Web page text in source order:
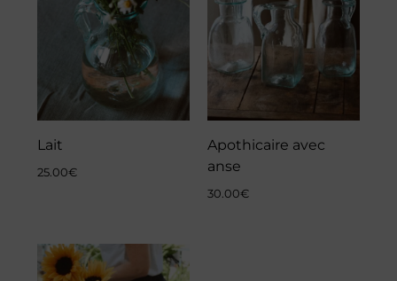
Lait
25.00€
Apothicaire avec
anse
30.00€